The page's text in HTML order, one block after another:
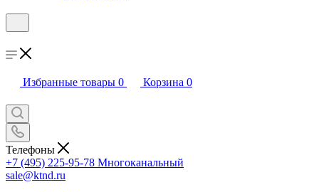
Избранные товары 0 Корзина 0
Телефоны
+7 (495) 225-95-78 Многоканальный
sale@ktnd.ru